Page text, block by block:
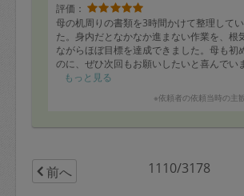
評価：
母の机周りの書類を3時間かけて整理して
た。身内だとなかなか進まない作業を、根
ながらほぼ目標を達成できました。母も初
のに、ぜひ次回もお願いしたいと喜んでい
にありがとうございました。
もっと見る
※依頼者の依頼当時の主
前へ 1110/3178